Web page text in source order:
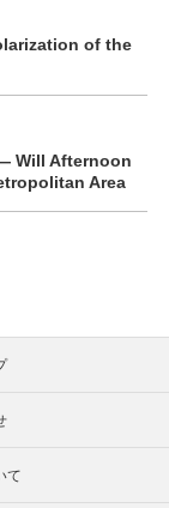
of the
Will Afternoon
Area
て